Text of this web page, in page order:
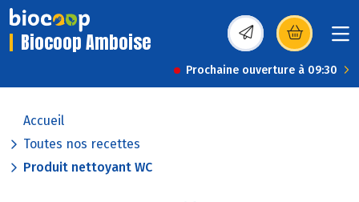
Biocoop Amboise (s’ouvre dans une
Prochaine ouverture à 09:30
Accueil
Toutes nos recettes
Produit nettoyant WC